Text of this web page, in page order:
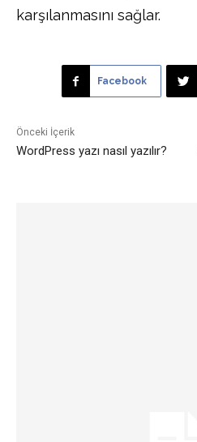
karşılanmasını sağlar.
Facebook
Önceki İçerik
WordPress yazı nasıl yazılır?